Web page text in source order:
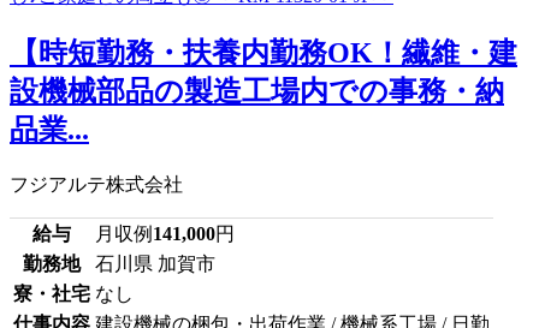
【時短勤務・扶養内勤務OK！繊維・建
設機械部品の製造工場内での事務・納
品業...
フジアルテ株式会社
給与 月収例 141,000円
勤務地
石川県 加賀市
寮・社宅 なし